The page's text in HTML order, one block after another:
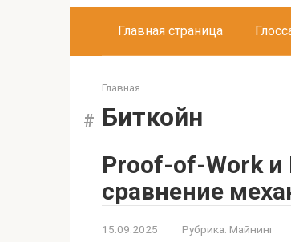
Главная страница
Главная
Биткойн
Proof-of-Work и
сравнение
15.09.2025 Рубрика: Майнинг